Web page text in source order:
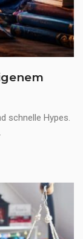
schnelle Hypes.